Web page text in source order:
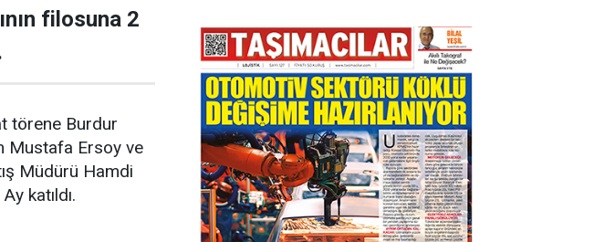
filosuna 2
törene Burdur
Mustafa Ersoy ve
Müdürü Hamdi
katıldı.